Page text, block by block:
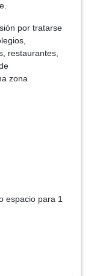
por tratarse
restaurantes,
zona
espacio para 1